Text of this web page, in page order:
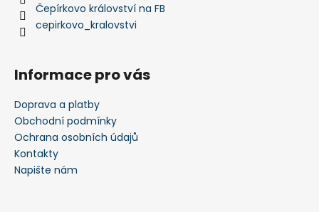
Čepírkovo království na FB
cepirkovo_kralovstvi
Informace pro vás
Doprava a platby
Obchodní podmínky
Ochrana osobních údajů
Kontakty
Napište nám